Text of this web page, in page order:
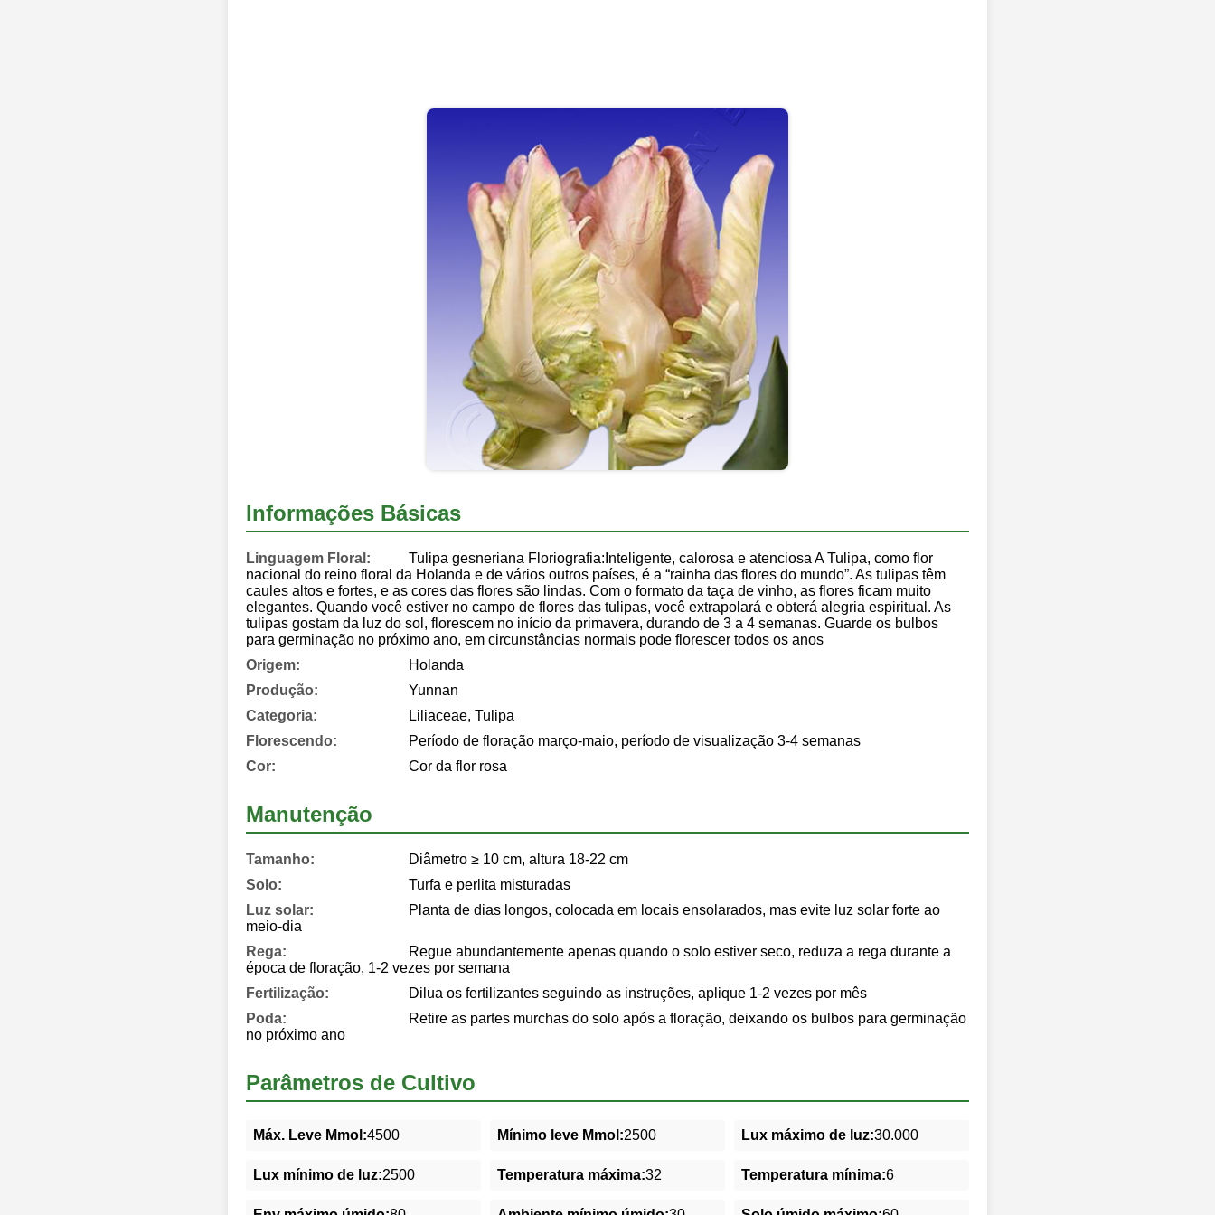
Informações Básicas
Linguagem Floral:
Tulipa gesneriana Floriografia:Inteligente, calorosa e atenciosa A Tulipa, como flor
nacional do reino floral da Holanda e de vários outros países, é a “rainha das flores do mundo”. As tulipas têm
caules altos e fortes, e as cores das flores são lindas. Com o formato da taça de vinho, as flores ficam muito
elegantes. Quando você estiver no campo de flores das tulipas, você extrapolará e obterá alegria espiritual. As
tulipas gostam da luz do sol, florescem no início da primavera, durando de 3 a 4 semanas. Guarde os bulbos
para germinação no próximo ano, em circunstâncias normais pode florescer todos os anos
Origem:
Holanda
Produção:
Yunnan
Categoria:
Liliaceae, Tulipa
Florescendo:
Período de floração março-maio, período de visualização 3-4 semanas
Cor:
Cor da flor rosa
Manutenção
Tamanho:
Diâmetro ≥ 10 cm, altura 18-22 cm
Solo:
Turfa e perlita misturadas
Luz solar:
Planta de dias longos, colocada em locais ensolarados, mas evite luz solar forte ao
meio-dia
Rega:
Regue abundantemente apenas quando o solo estiver seco, reduza a rega durante a
época de floração, 1-2 vezes por semana
Fertilização:
Dilua os fertilizantes seguindo as instruções, aplique 1-2 vezes por mês
Poda:
Retire as partes murchas do solo após a floração, deixando os bulbos para germinação
no próximo ano
Parâmetros de Cultivo
Máx. Leve Mmol:4500 Mínimo leve Mmol:2500 Lux máximo de luz:30.000
Lux mínimo de luz:2500 Temperatura máxima:32 Temperatura mínima:6